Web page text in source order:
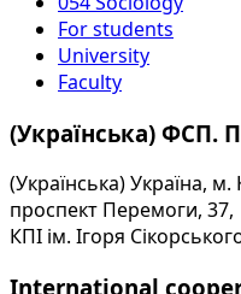
For students
University
Faculty
(Українська) ФСП.
(Українська) Україна, м.
проспект Перемоги, 37,
КПІ ім. Ігоря
International